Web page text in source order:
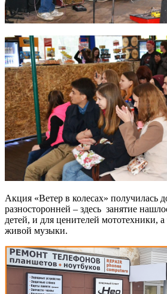
Акция «Ветер в колесах» получилась
разносторонней – здесь занятие
детей, и для ценителей мототехники,
живой музыки.